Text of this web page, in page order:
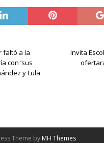
faltó a la
con ‘sus
y Lula
Invita
Theme by MH Themes